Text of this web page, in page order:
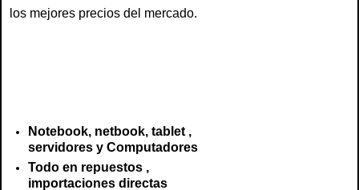
los mejores precios del mercado.
Notebook, netbook, tablet ,
servidores y Computadores
Todo en repuestos ,
importaciones directas